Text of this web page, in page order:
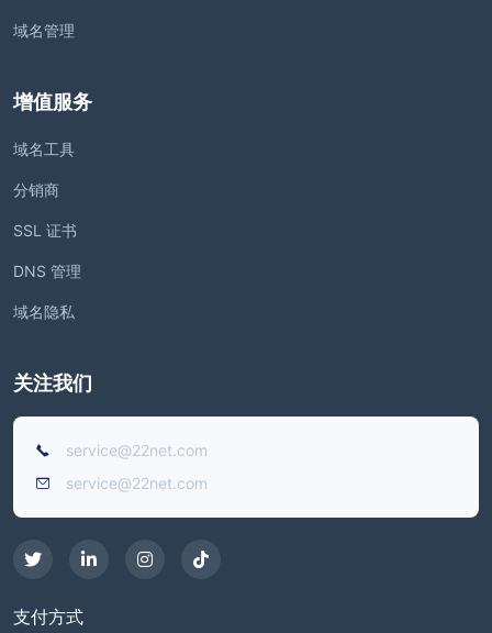
域名管理
增值服务
域名工具
分销商
SSL 证书
DNS 管理
域名隐私
关注我们
service@22net.com
service@22net.com
支付方式